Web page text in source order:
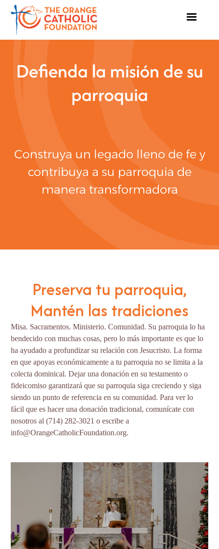
Defienda la misión de su
parroquia
Construya un legado lleno de fe y
contribuya a su parroquia de
manera transformadora
Preserva tu parroquia,
Mantén las tradiciones
Misa. Sacramentos. Ministerio. Comunidad. Su parroquia lo ha
bendecido con muchas cosas, pero lo más importante es que lo
ha ayudado a profundizar su relación con Jesucristo. La forma
en que apoyas económicamente a tu parroquia no se limita a la
colecta dominical. Dejar una donación en su testamento o
fideicomiso garantizará que su parroquia siga creciendo y siga
siendo un punto de referencia en su comunidad. Para ver lo
fácil que es hacer una donación tradicional, comunícate con
nosotros al (714) 282-3021 o escribe a
info@OrangeCatholicFoundation.org.